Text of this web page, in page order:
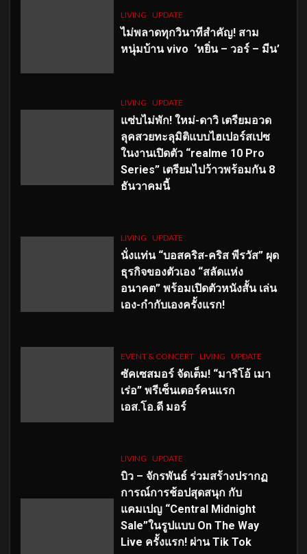
LIVING UPDATE
ไม่พลาดทุกวินาทีสำคัญ! สาม
หนุ่มบ้าน vivo ‘หยิ่น – วอร์ – มีน’
LIVING UPDATE
แซ่บไม่พัก! ใหม่-ดาวิ เตรียมอวด
ลุคสวยทะลุมิติแบบไฮเปอร์สเปซ
ในงานเปิดตัว “realme 10 Pro
Series” เตรียมไปว้าวพร้อมกัน 8
ธันวาคมนี้
LIVING UPDATE
นั่งแท่น “บอสคริส-คริส พีรวัส” ผุด
ธุรกิจของตัวเอง “สลัดแห่ง
อนาคต” พร้อมเปิดตัวหนังสั้น เล่น
เอง-กำกับเองครั้งแรก!
EVENT & CONCERT LIVING UPDATE
ซัคเซสมอร์ จัดเต็ม! “มาริโอ้ เมา
เร่อ” พรีเซ็นเตอร์คนแรก
เอส.โอ.ดี มอร์
LIVING UPDATE
บิว – จักรพันธ์ ร่วมสร้างปรากฏ
การณ์การช้อปสุดสนุก กับ
แคมเปญ “Central Midnight
Sale”ในรูปแบบ On The Way
Live ครั้งแรก! ผ่าน Tik Tok